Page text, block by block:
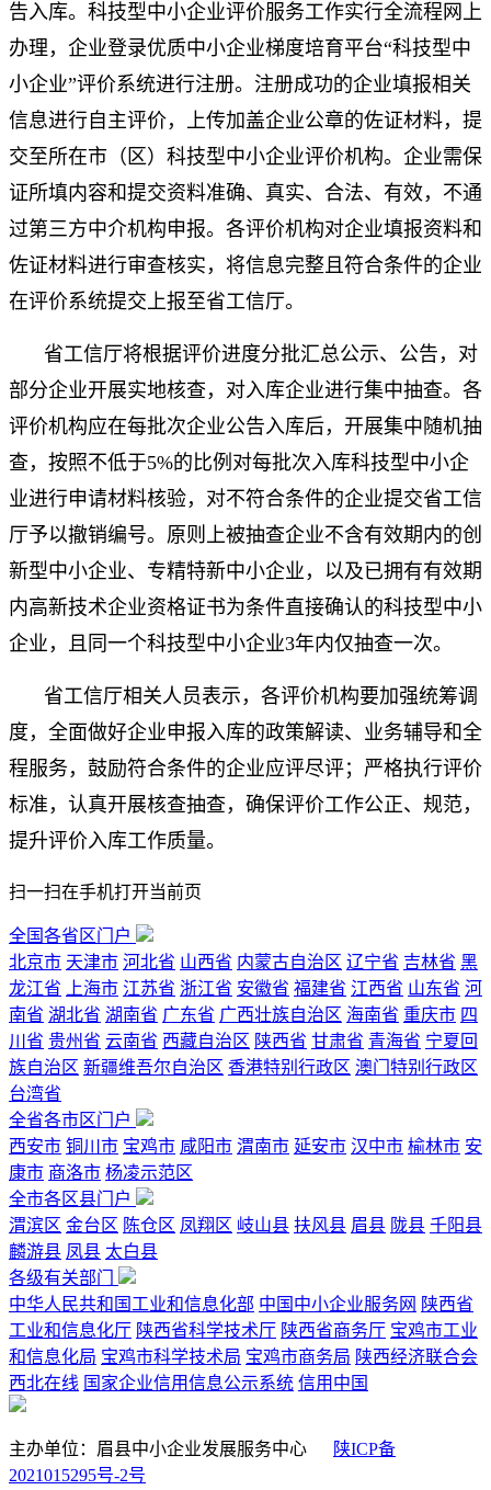
告入库。科技型中小企业评价服务工作实行全流程网上
办理，企业登录优质中小企业梯度培育平台“科技型中
小企业”评价系统进行注册。注册成功的企业填报相关
信息进行自主评价，上传加盖企业公章的佐证材料，提
交至所在市（区）科技型中小企业评价机构。企业需保
证所填内容和提交资料准确、真实、合法、有效，不通
过第三方中介机构申报。各评价机构对企业填报资料和
佐证材料进行审查核实，将信息完整且符合条件的企业
在评价系统提交上报至省工信厅。
省工信厅将根据评价进度分批汇总公示、公告，对
部分企业开展实地核查，对入库企业进行集中抽查。各
评价机构应在每批次企业公告入库后，开展集中随机抽
查，按照不低于5%的比例对每批次入库科技型中小企
业进行申请材料核验，对不符合条件的企业提交省工信
厅予以撤销编号。原则上被抽查企业不含有效期内的创
新型中小企业、专精特新中小企业，以及已拥有有效期
内高新技术企业资格证书为条件直接确认的科技型中小
企业，且同一个科技型中小企业3年内仅抽查一次。
省工信厅相关人员表示，各评价机构要加强统筹调
度，全面做好企业申报入库的政策解读、业务辅导和全
程服务，鼓励符合条件的企业应评尽评；严格执行评价
标准，认真开展核查抽查，确保评价工作公正、规范，
提升评价入库工作质量。
扫一扫在手机打开当前页
全国各省区门户
北京市 天津市 河北省 山西省 内蒙古自治区 辽宁省 吉林省 黑
龙江省
上海市 江苏省 浙江省 安徽省 福建省 江西省 山东省 河
南省 湖北省 湖南省 广东省 广西壮族自治区 海南省 重庆市 四
川省 贵州省 云南省 西藏自治区 陕西省 甘肃省 青海省 宁夏回
族自治区 新疆维吾尔自治区 香港特别行政区 澳门特别行政区
台湾省
全省各市区门户
西安市 铜川市 宝鸡市 咸阳市 渭南市 延安市 汉中市 榆林市 安
康市 商洛市 杨凌示范区
全市各区县门户
渭滨区 金台区 陈仓区 凤翔区 岐山县 扶风县 眉县 陇县 千阳县
麟游县 凤县 太白县
各级有关部门
中华人民共和国工业和信息化部 中国中小企业服务网 陕西省
工业和信息化厅 陕西省科学技术厅 陕西省商务厅 宝鸡市工业
和信息化局 宝鸡市科学技术局 宝鸡市商务局 陕西经济联合会
西北在线 国家企业信用信息公示系统 信用中国
主办单位：眉县中小企业发展服务中心
陕ICP备
2021015295号-2号